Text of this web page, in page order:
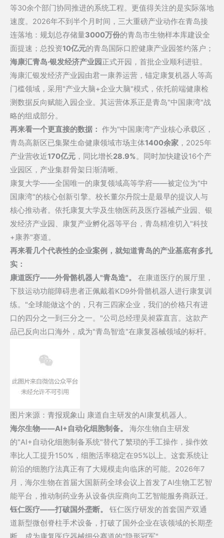
等30余个部门协同推进的系统工程。更值得关注的是实际落地
速度。2026年不到半个月时间，三大重磅产业动作在青岛接
连落地：规划总存储量3000万份的青岛市生物样本库建设全
面提速；总投资10亿元的青岛国际口腔健康产业园签约落户；
海康汇青岛·银发经济产业园正式开园，首批企业顺利进驻。
海康汇银发经济产业园由君一康养运营，锚定康复机器人等高
门槛领域，采用"产业大脑+企业大脑"模式，依托前端健康检
测数据反向赋能入园企业。其运营体系正是青岛"中国康湾"战
略的组成部分。
再来看一个更直接的数据： 作为"中国康湾"产业核心承载区，
青岛高新区已集聚生命健康领域市场主体1400余家 ，2025年
产业营收近170亿元 ，同比增长28.9%。同时加快建设16个产
业园区，产业集群骨架日渐清晰。
康复大学——全国唯一的康复领域高等学府——被定位为"中
国康湾"的核心创新引擎。校长董尔丹院士是最早的提议人与
核心推动者。依托康复大学及生物医药及医疗器械产业园、银
发经济产业园、康复产业孵化器等平台，青岛精准切入"科技
+康养"赛道。
再来看几个代表性的企业案例，就知道青岛的产业基底有多扎
实：
康道医疗——外骨骼机器人"青岛造"。
在康道医疗的展厅里，
下肢运动功能障碍患者正佩戴着KD9外骨骼机器人进行康复训
练。"全球能做这个的，只有三四家企业，我们的价格只有进
口的四分之一到三分之一。"公司总经理吴昶霖直言。这款产
品已反向出口海外，成为"青岛智造"在康复器械领域的标杆。
图片来源：青报观象山 康道自主研发的AI康复机器人。
海尔生物——AI+自动化细胞制备。
海尔生物自主研发
的"AI+自动化细胞制备系统"替代了繁琐的手工操作，操作效
率比人工提升150%，细胞活率稳定在95%以上。这套系统让
前沿的细胞疗法真正有了大规模走向临床的可能。2026年7
月，海尔生物在首届大国新药全球会议上首发了AI生物工艺智
能平台，推动制药业务从设备供应商向工艺智能服务商跃迁。
钰仁医疗——打破国外垄断。
钰仁医疗研发的首套国产双通
道新型微创脊柱手术设备，打破了国外企业在该领域的长期垄